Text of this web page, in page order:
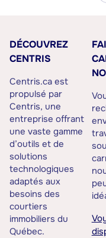
DÉCOUVREZ
CENTRIS
Centris.ca est
propulsé par
Centris, une
entreprise offrant
une vaste gamme
d’outils et de
solutions
technologiques
adaptés aux
besoins des
courtiers
immobiliers du
Québec.